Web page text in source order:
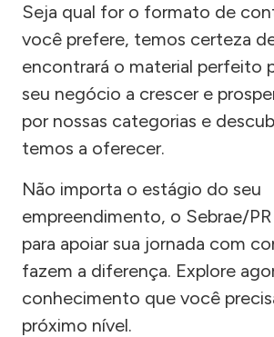
Seja qual for o formato de
você prefere, temos certeza
encontrará o material perfeito
seu negócio a crescer e
por nossas categorias e
temos a oferecer.
Não importa o estágio do seu
empreendimento, o Sebrae/
para apoiar sua jornada com
fazem a diferença. Explore
conhecimento que você
próximo nível.